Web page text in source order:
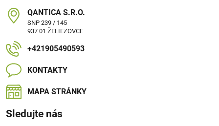
QANTICA S​.R​.O​.
SNP 239 / 145
937 01 ŽELIEZOVCE
+421905490593
KONTAKTY
MAPA STRÁNKY
Sledujte nás